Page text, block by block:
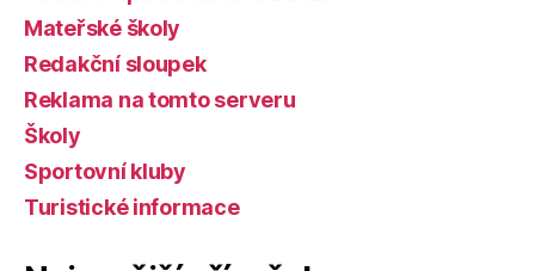
Mateřské školy
Redakční sloupek
Reklama na tomto serveru
Školy
Sportovní kluby
Turistické informace